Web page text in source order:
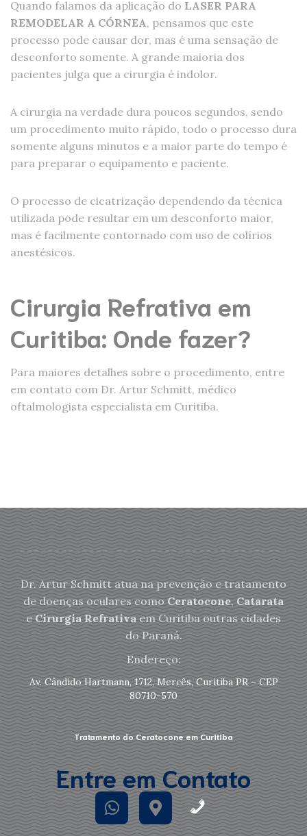
Quando falamos da aplicação do LASER PARA
REMODELAR A CÓRNEA, pensamos que este
processo pode causar dor, mas é uma sensação de
desconforto somente. A grande maioria dos
pacientes julga que a cirurgia é indolor.
A cirurgia na verdade dura poucos segundos, sendo
um procedimento muito rápido, todo o processo dura
somente alguns minutos e a maior parte do tempo é
para preparar o equipamento e paciente.
O processo de cicatrização dependendo da técnica
utilizada pode resultar em um desconforto maior,
mas é facilmente contornado com uso de colírios
anestésicos.
Cirurgia Refrativa em
Curitiba: Onde fazer?
Para maiores detalhes sobre o procedimento, entre
em contato com Dr. Artur Schmitt, médico
oftalmologista especialista em Curitiba.
Dr. Artur Schmitt atua na prevenção e tratamento
de doenças oculares comoCeratocone,Catarata
eCirurgia Refrativaem Curitiba outras cidades
do Paraná.
Endereço:
Av. Cândido Hartmann, 1712, Mercês, Curitiba PR – CEP
80710-570
Tratamento do Ceratocone em Curitiba
Entre em Contato